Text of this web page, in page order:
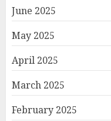
June 2025
May 2025
April 2025
March 2025
February 2025